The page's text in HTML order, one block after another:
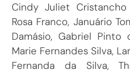
Cindy Juliet
Rosa Franco, Januário
Damásio, Gabriel Pinto
Marie Fernandes Silva,
Fernanda da Silva,